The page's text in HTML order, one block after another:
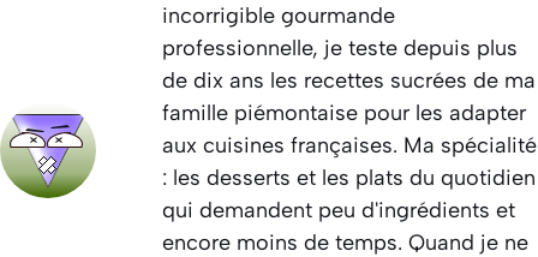
incorrigible gourmande
professionnelle, je teste depuis plus
de dix ans les recettes sucrées de ma
famille piémontaise pour les adapter
aux cuisines françaises. Ma spécialité
: les desserts et les plats du quotidien
qui demandent peu d'ingrédients et
encore moins de temps. Quand je ne